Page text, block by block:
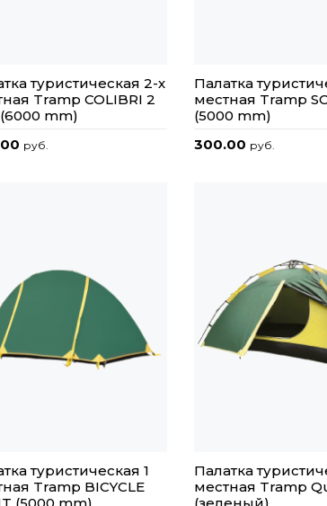
туристическая 2-х
Tramp COLIBRI 2
mm)
руб.
Палатка
местная Tramp
(5000 mm)
300.00 руб.
туристическая 1
Tramp BICYCLE
Палатка
местная Tramp